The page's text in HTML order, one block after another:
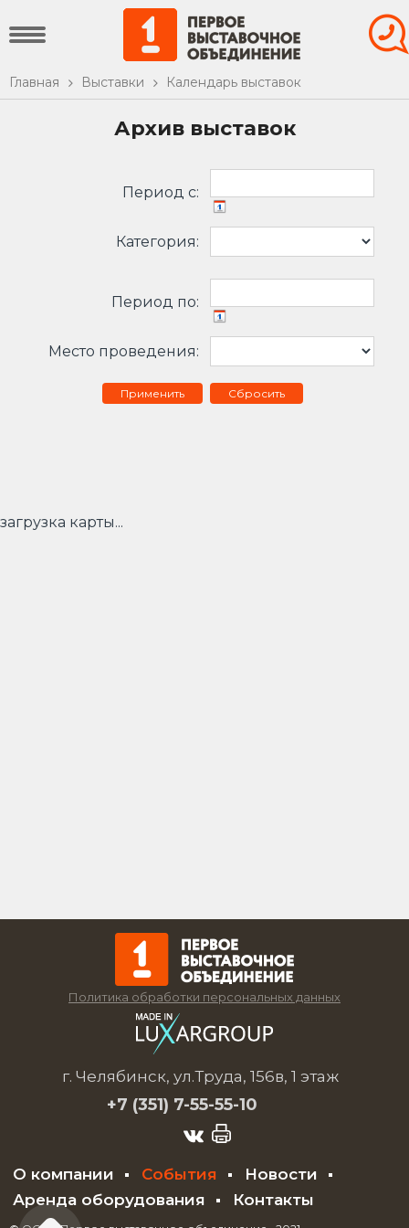
Главная Выставки Календарь выставок
Архив выставок
Период c:
Категория:
Период по:
Место проведения:
Сбросить
загрузка карты...
Политика обработки персональных данных
г. Челябинск, ул.Труда, 156в, 1 этаж
+7 (351) 7-55-55-10
О компании События
Новости
Аренда оборудования
Контакты